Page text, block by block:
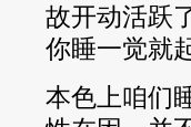
故开动活跃
你睡一觉就
本色上咱们